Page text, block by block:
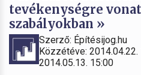
tevékenységre
szabályokban »
Szerző: Építésijog.hu
Közzétéve:
2014.05.13. 15:00